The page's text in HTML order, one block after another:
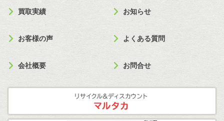
買取実績 お知らせ
お客様の声 よくある質問
会社概要 お問合せ